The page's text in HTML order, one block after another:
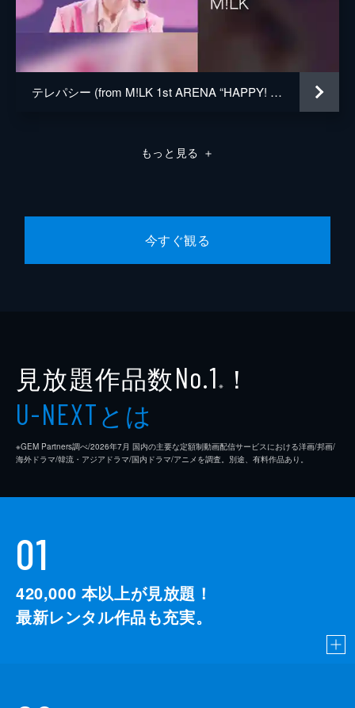
テレパシー (from M!LK 1st ARENA “HAPPY! HAPPY! HAPPY!” Live at 横浜アリーナ 2023.10.22)
もっと見る ＋
今すぐ観る
見放題作品数No.1 ※ ！
U-NEXTとは
※GEM Partners調べ/2026年7⽉ 国内の主要な定額制動画配信サービスにおける洋画/邦画/
海外ドラマ/韓流・アジアドラマ/国内ドラマ/アニメを調査。別途、有料作品あり。
01
420,000 本以上が見放題！
最新レンタル作品も充実。